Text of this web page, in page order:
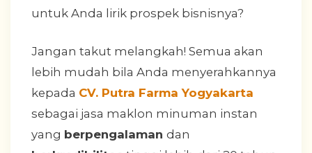
untuk Anda lirik prospek bisnisnya?
Jangan takut melangkah! Semua akan
lebih mudah bila Anda menyerahkannya
kepada CV. Putra Farma Yogyakarta
sebagai jasa maklon minuman instan
yang berpengalaman dan